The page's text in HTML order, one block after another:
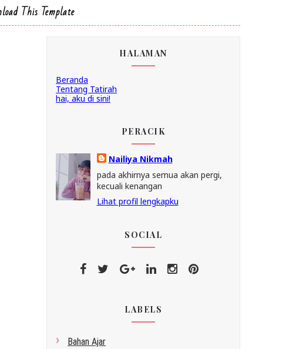
This Template
HALAMAN
Beranda
Tentang Tatirah
hai, aku di sini!
PERACIK
Nailiya Nikmah
pada akhirnya semua akan pergi,
kecuali kenangan
Lihat profil lengkapku
SOCIAL
LABELS
Bahan Ajar